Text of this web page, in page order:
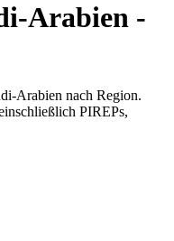
Arabien -
Arabien nach Region.
PIREPs,